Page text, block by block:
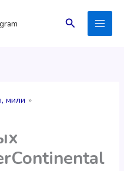
Поиск
мили